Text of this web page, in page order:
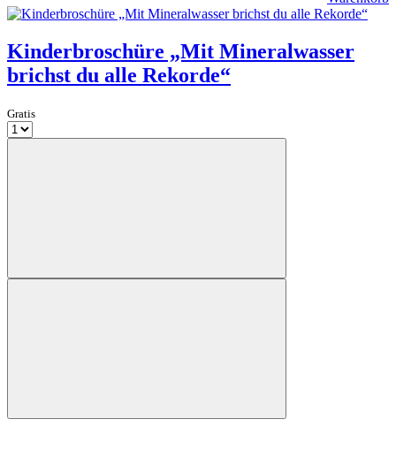
Kinderbroschüre „Mit Mineralwasser
brichst du alle Rekorde“
Gratis